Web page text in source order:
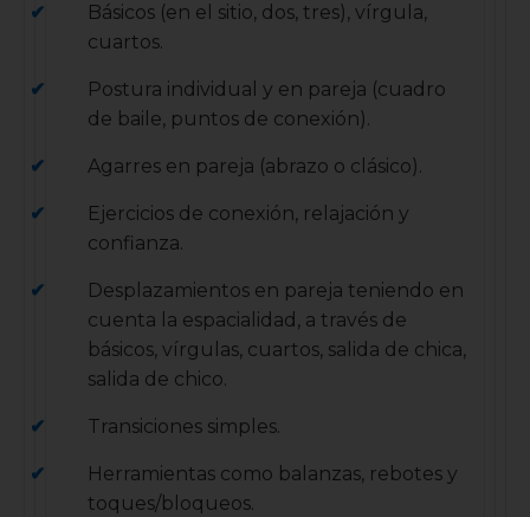
Básicos (en el sitio, dos, tres), vírgula,
cuartos.
Postura individual y en pareja (cuadro
de baile, puntos de conexión).
Agarres en pareja (abrazo o clásico).
Ejercicios de conexión, relajación y
confianza.
Desplazamientos en pareja teniendo en
cuenta la espacialidad, a través de
básicos, vírgulas, cuartos, salida de chica,
salida de chico.
Transiciones simples.
Herramientas como balanzas, rebotes y
toques/bloqueos.